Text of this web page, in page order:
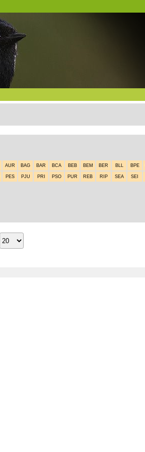
AUR BAG BAR BCA BEB BEM BER BLL BPE
PES PJU PRI PSO PUR REB RIP SEA SEI